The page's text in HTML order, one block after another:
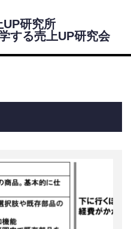
上UP研究所
する売上UP研究会